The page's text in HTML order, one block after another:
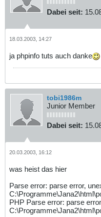
Dabei seit:
18.03.2003, 14:27
ja phpinfo tuts auch danke
tobi1986m
Junior Member
Dabei seit:
20.03.2003, 16:12
was heist das hier
Parse error: parse error,
PHP Parse error: parse